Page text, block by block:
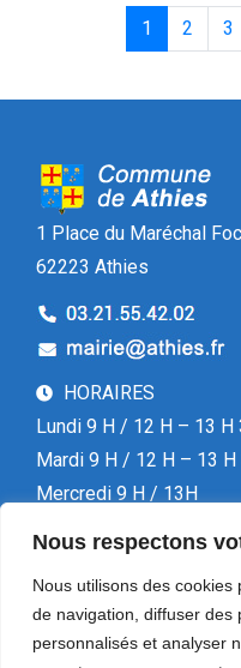
Nous respectons
Nous utilisons des
de navigation, diffuser des
personnalisés et analyser
1 2 3
1 Place du Maréchal
62223 Athies
HORAIRES
Lundi 9 H / 12 H – 13
Mardi 9 H / 12 H – 13
Mercredi 9 H / 13H
Vendredi 13 H 30 / 16 H